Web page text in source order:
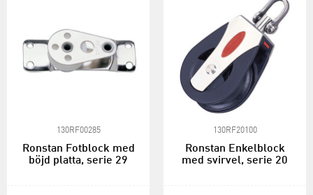
130RF00285
Ronstan Fotblock med
böjd platta, serie 29
130RF20100
Ronstan Enkelblock
med svirvel, serie 20